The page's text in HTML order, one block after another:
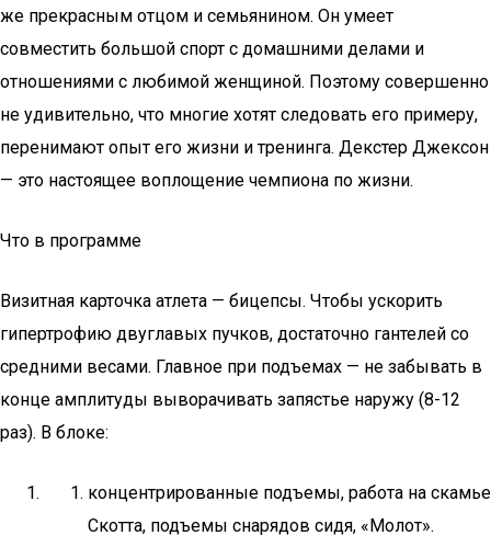
же прекрасным отцом и семьянином. Он умеет
совместить большой спорт с домашними делами и
отношениями с любимой женщиной. Поэтому совершенно
не удивительно, что многие хотят следовать его примеру,
перенимают опыт его жизни и тренинга. Декстер Джексон
— это настоящее воплощение чемпиона по жизни.
Что в программе
Визитная карточка атлета — бицепсы. Чтобы ускорить
гипертрофию двуглавых пучков, достаточно гантелей со
средними весами. Главное при подъемах — не забывать в
конце амплитуды выворачивать запястье наружу (8-12
раз). В блоке:
концентрированные подъемы, работа на скамье
Скотта, подъемы снарядов сидя, «Молот».